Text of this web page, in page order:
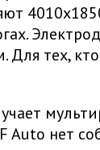
Для тех,
нет